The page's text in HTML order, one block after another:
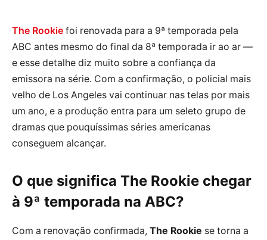
The Rookie foi renovada para a 9ª temporada pela
ABC antes mesmo do final da 8ª temporada ir ao ar —
e esse detalhe diz muito sobre a confiança da
emissora na série. Com a confirmação, o policial mais
velho de Los Angeles vai continuar nas telas por mais
um ano, e a produção entra para um seleto grupo de
dramas que pouquíssimas séries americanas
conseguem alcançar.
O que significa The Rookie chegar
à 9ª temporada na ABC?
Com a renovação confirmada, The Rookie se torna a